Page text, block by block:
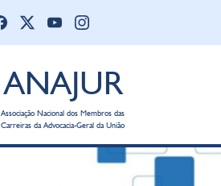
ANAJUR
Associação Nacional dos Membros das
Carreiras da Advocacia-Geral da União